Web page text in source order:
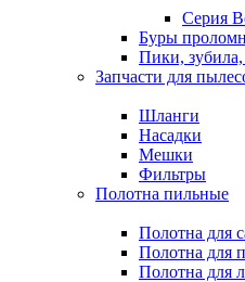
Серия
Буры
Пики, зубила,
Запчасти для
Шланги
Насадки
Мешки
Фильтры
Полотна пильные
Полотна для
Полотна для
Полотна для